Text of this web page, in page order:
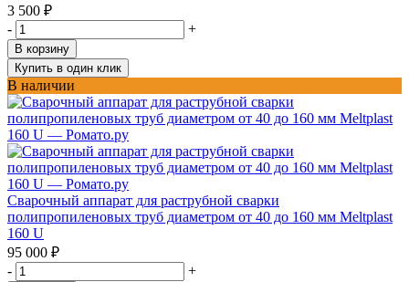
3 500 ₽
-
+
В корзину
Купить в один клик
В наличии
Сварочный аппарат для раструбной сварки
полипропиленовых труб диаметром от 40 до 160 мм Meltplast
160 U
95 000 ₽
-
+